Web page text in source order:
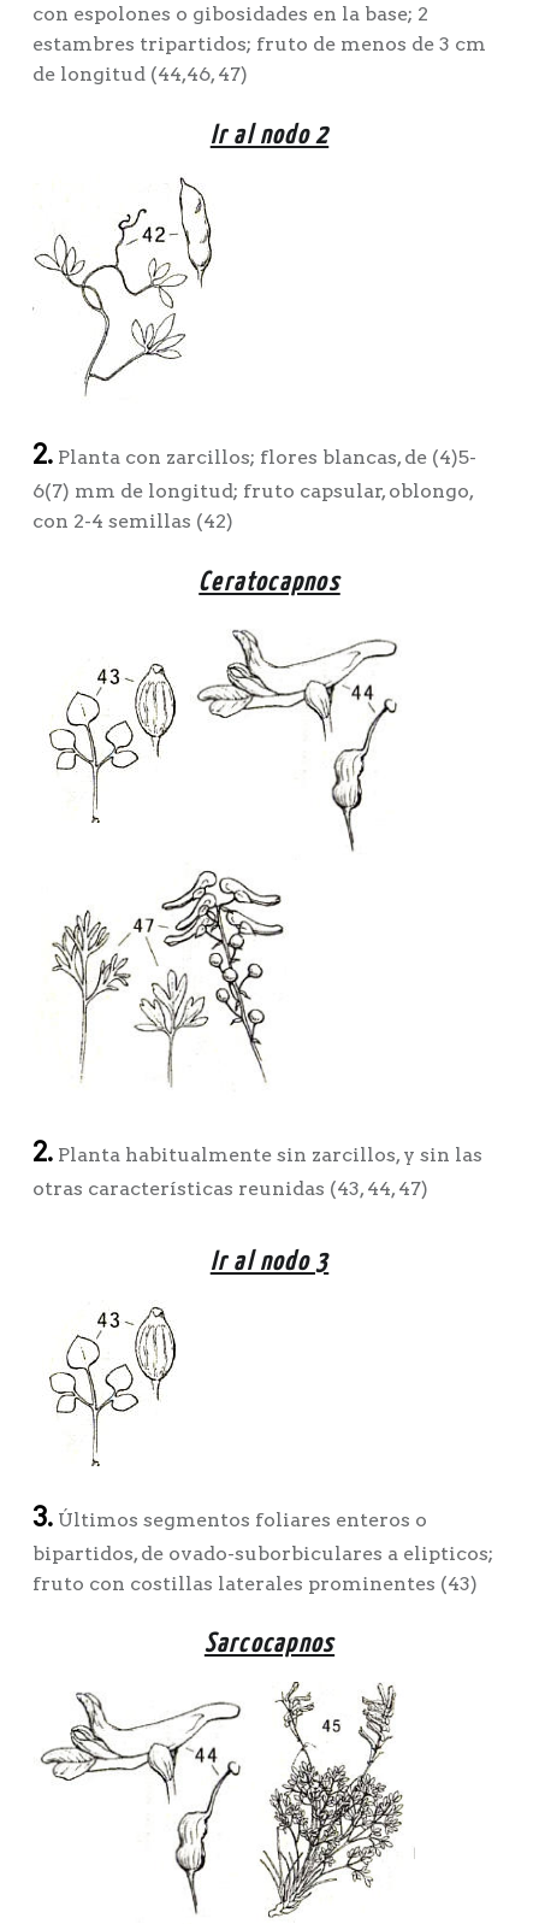
con espolones o gibosidades en la base; 2
estambres tripartidos; fruto de menos de 3 cm
de longitud (44,46, 47)
Ir al nodo 2
2.Planta con zarcillos; flores blancas, de (4)5-
6(7) mm de longitud; fruto capsular, oblongo,
con 2-4 semillas (42)
Ceratocapnos
2.Planta habitualmente sin zarcillos, y sin las
otras características reunidas (43, 44, 47)
Ir al nodo 3
3.Últimos segmentos foliares enteros o
bipartidos, de ovado-suborbiculares a elipticos;
fruto con costillas laterales prominentes (43)
Sarcocapnos